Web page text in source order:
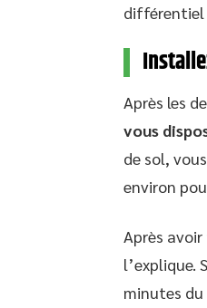
différentiel
Après les
vous
de sol,
environ
Après
l’explique.
minutes du